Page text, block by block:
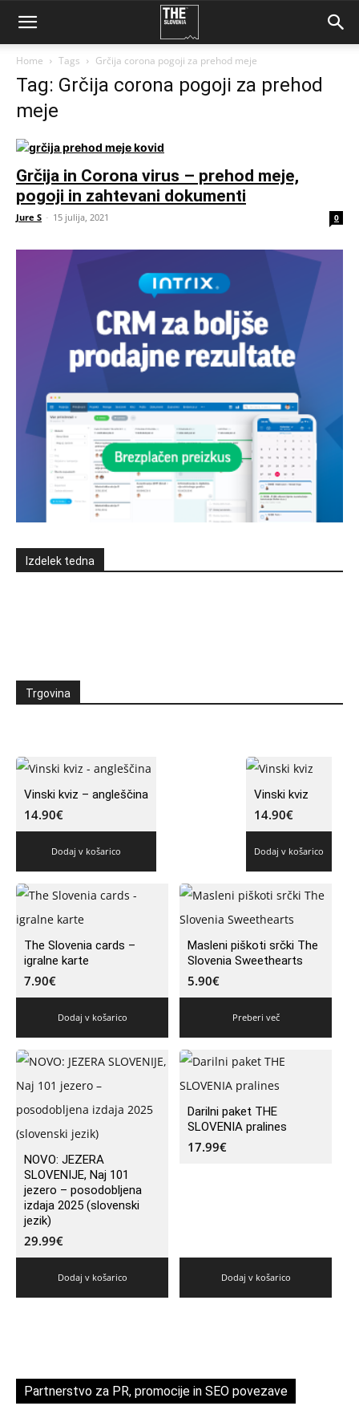
Home Tags Grčija corona pogoji za prehod meje
Tag: Grčija corona pogoji za prehod
meje
Grčija in Corona virus – prehod meje,
pogoji in zahtevani dokumenti
Jure S - 15 julija, 2021 0
Izdelek tedna
Trgovina
Vinski kviz – angleščina
14.90€
Dodaj v košarico
Vinski kviz
14.90€
Dodaj v košarico
The Slovenia cards –
igralne karte
7.90€
Dodaj v košarico
Masleni piškoti srčki The
Slovenia Sweethearts
5.90€
Preberi več
NOVO: JEZERA
SLOVENIJE, Naj 101
jezero – posodobljena
izdaja 2025 (slovenski
jezik)
29.99€
Dodaj v košarico
Darilni paket THE
SLOVENIA pralines
17.99€
Dodaj v košarico
Partnerstvo za PR, promocije in SEO povezave